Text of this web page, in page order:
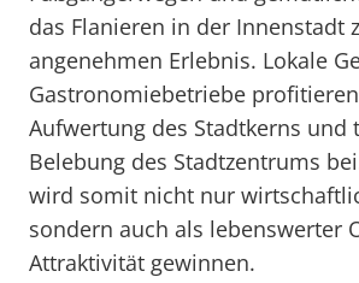
das Flanieren in der Innenstadt
angenehmen Erlebnis. Lokale
Gastronomiebetriebe
Aufwertung des Stadtkerns und
Belebung des Stadtzentrums
wird somit nicht nur
sondern auch als lebenswerter
Attraktivität gewinnen.